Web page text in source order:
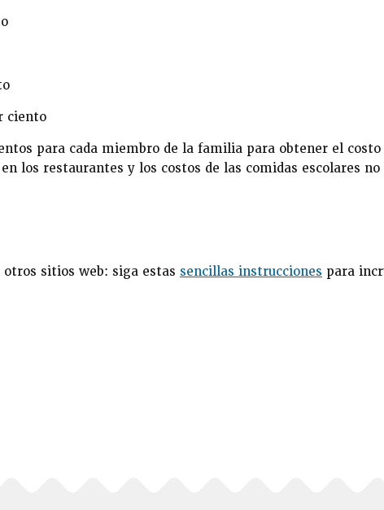
ciento
para cada miembro de la familia para obtener el
los restaurantes y los costos de las comidas escolares
sitios web: siga estas sencillas instrucciones para